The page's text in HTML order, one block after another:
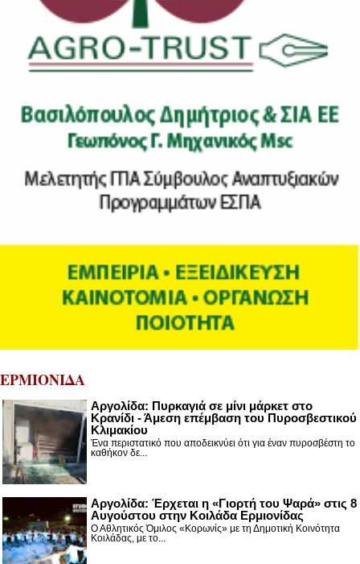
ΕΡΜΙΟΝΙΔΑ
Αργολίδα: Πυρκαγιά σε μίνι μάρκετ στο
Κρανίδι - Άμεση επέμβαση του Πυροσβεστικού
Κλιμακίου
Ένα περιστατικό που αποδεικνύει ότι για έναν πυροσβέστη το
καθήκον δε...
Αργολίδα: Έρχεται η «Γιορτή του Ψαρά» στις 8
Αυγούστου στην Κοιλάδα Ερμιονίδας
Ο Αθλητικός Όμιλος «Κορωνίς» με τη Δημοτική Κοινότητα
Κοιλάδας, με το...